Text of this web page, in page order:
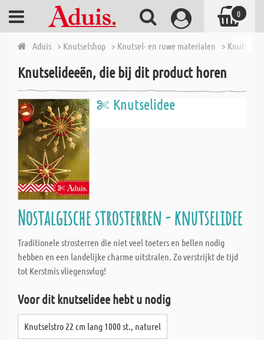
Aduis > Knutselshop > Knutsel- en ruwe materialen >
Knutselideeën, die bij dit product horen
Knutselidee
Nostalgische strosterren - knutselidee
Traditionele strosterren die niet veel toeters en bellen nodig
hebben en een landelijke charme uitstralen. Zo verstrijkt de tijd
tot Kerstmis vliegensvlug!
Voor dit knutselidee hebt u nodig
Knutselstro 22 cm lang 1000 st., naturel
0